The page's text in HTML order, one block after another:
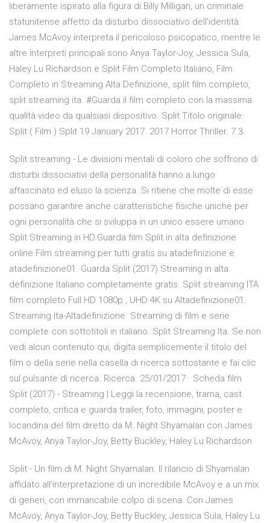
liberamente ispirato alla figura di Billy Milligan, un criminale
statunitense affetto da disturbo dissociativo dell'identità.
James McAvoy interpreta il pericoloso psicopatico, mentre le
altre interpreti principali sono Anya Taylor-Joy, Jessica Sula,
Haley Lu Richardson e Split Film Completo Italiano, Film
Completo in Streaming Alta Definizione, split film completo,
split streaming ita. #Guarda il film completo con la massima
qualità video da qualsiasi dispositivo. Split Titolo originale:
Split ( Film ) Split 19 January 2017. 2017 Horror Thriller. 7.3.
Split streaming - Le divisioni mentali di coloro che soffrono di
disturbi dissociativi della personalità hanno a lungo
affascinato ed eluso la scienza. Si ritiene che molte di esse
possano garantire anche caratteristiche fisiche uniche per
ogni personalità che si sviluppa in un unico essere umano.
Split Streaming in HD.Guarda film Split in alta definizione
online.Film streaming per tutti gratis su atadefinizione e
atadefinizione01. Guarda Split (2017) Streaming in alta
definizione Italiano completamente gratis. Split streaming ITA
film completo Full HD 1080p , UHD 4K su Altadefinizione01.
Streaming Ita-Altadefinizione. Streaming di film e serie
complete con sottotitoli in italiano. Split Streaming Ita. Se non
vedi alcun contenuto qui, digita semplicemente il titolo del
film o della serie nella casella di ricerca sottostante e fai clic
sul pulsante di ricerca. Ricerca. 25/01/2017 · Scheda film
Split (2017) - Streaming | Leggi la recensione, trama, cast
completo, critica e guarda trailer, foto, immagini, poster e
locandina del film diretto da M. Night Shyamalan con James
McAvoy, Anya Taylor-Joy, Betty Buckley, Haley Lu Richardson
Split - Un film di M. Night Shyamalan. Il rilancio di Shyamalan
affidato all'interpretazione di un incredibile McAvoy e a un mix
di generi, con immancabile colpo di scena. Con James
McAvoy, Anya Taylor-Joy, Betty Buckley, Jessica Sula, Haley Lu